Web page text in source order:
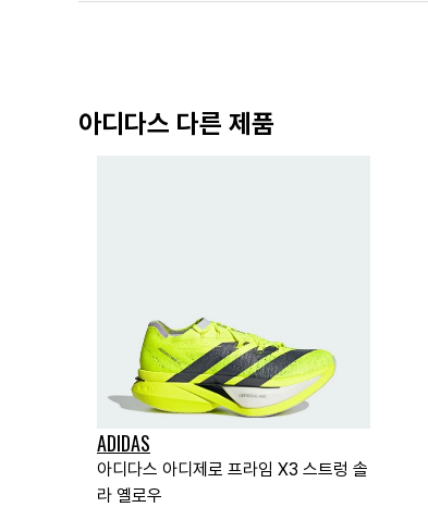
아디다스 다른 제품
ADIDAS
아디다스 아디제로 프라임 X3 스트렁 솔
라 옐로우